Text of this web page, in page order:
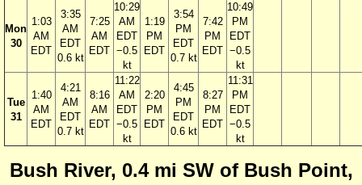
Mon
30
1:03
AM
EDT
3:35
AM
EDT
0.6 kt
7:25
AM
EDT
10:29
AM
EDT
−0.5
kt
1:19
PM
EDT
3:54
PM
EDT
0.7 kt
7:42
PM
EDT
10:49
PM
EDT
−0.5
kt
Tue
31
1:40
AM
EDT
4:21
AM
EDT
0.7 kt
8:16
AM
EDT
11:22
AM
EDT
−0.5
kt
2:20
PM
EDT
4:45
PM
EDT
0.6 kt
8:27
PM
EDT
11:31
PM
EDT
−0.5
kt
Bush River, 0.4 mi SW of Bush Point,